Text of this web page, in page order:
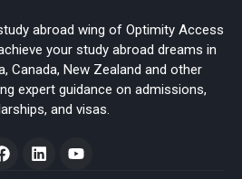
abroad wing of Optimity Access
your study abroad dreams in
Canada, New Zealand and other
expert guidance on admissions,
and visas.
F
a
L
i
Y
o